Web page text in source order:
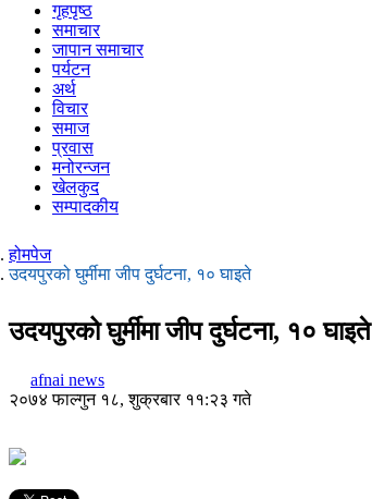
गृहपृष्ठ
समाचार
जापान समाचार
पर्यटन
अर्थ
विचार
समाज
प्रवास
मनोरन्जन
खेलकुद
सम्पादकीय
होमपेज
उदयपुरको घुर्मीमा जीप दुर्घटना, १० घाइते
उदयपुरको घुर्मीमा जीप दुर्घटना, १० घाइते
afnai news
२०७४ फाल्गुन १८, शुक्रबार ११:२३ गते